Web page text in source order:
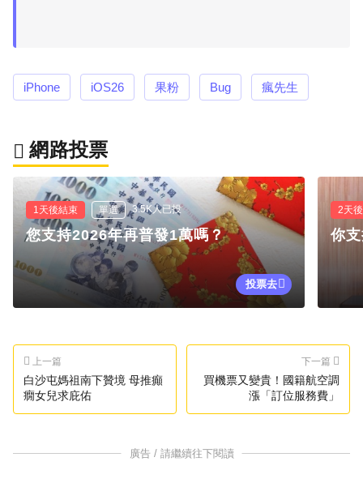
iPhone iOS26 果粉 Bug 瘋先生
網路投票
1天後結束 單選 3.5K人已投
您支持2026年再普發1萬嗎？
投票去
2天
你
上一篇
白沙屯媽祖南下贊境 母推癲
癇女兒求庇佑
下一篇
買機票又變貴！國籍航空調
漲「訂位服務費」
廣告 / 請繼續往下閱讀